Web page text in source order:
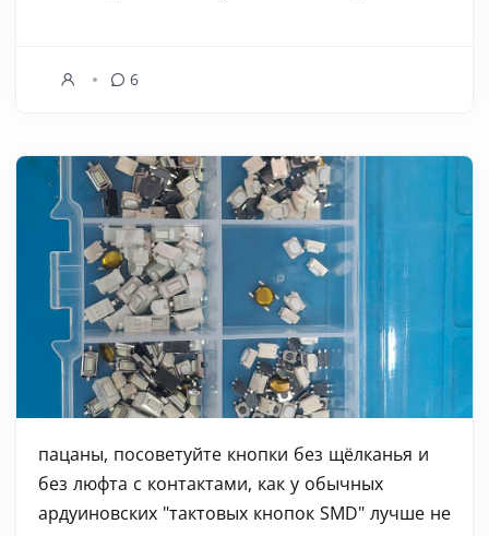
6
пацаны, посоветуйте кнопки без щёлканья и
без люфта с контактами, как у обычных
ардуиновских "тактовых кнопок SMD" лучше не